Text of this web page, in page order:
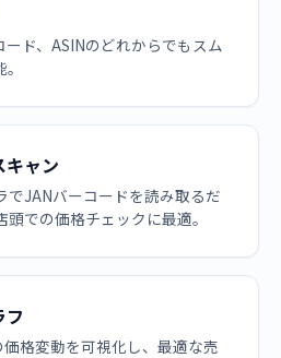
ード、ASINのどれからでもスム
キャン
でJANバーコードを読み取るだ
頭での価格チェックに最適。
フ
格変動を可視化し、最適な売